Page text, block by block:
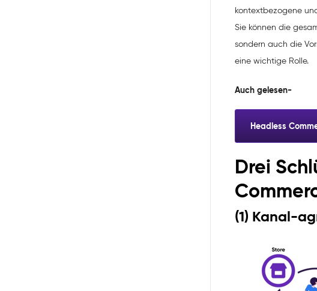
kontextbezogene
Sie können die
sondern auch die
eine wichtige Rolle.
Auch gelesen-
Headless
Drei
(1) Kanal-